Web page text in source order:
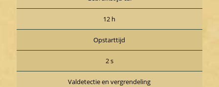
12 h
Opstarttijd
2 s
Valdetectie en vergrendeling